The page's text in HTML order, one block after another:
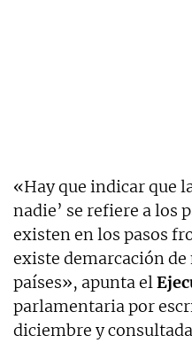
«Hay que indicar que
nadie’ se refiere a los
existen en los pasos
existe demarcación
países», apunta el
parlamentaria por
diciembre y